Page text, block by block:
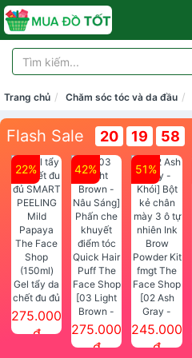
Trang chủ Chăm sóc tóc và da đầu
Flash Sale 20 19 57
22%
Gel tẩy da
chết đu đủ
SMART
PEELING
275.000
đ
42%
[03 Light
Brown -
Nâu Sáng]
Phấn che
275.000
đ
51%
[02 Ash
Gray -
Khói] Bột
kẻ chân
245.000
đ